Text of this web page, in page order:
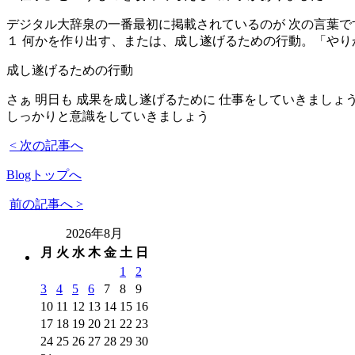
デジタル大辞泉の一番最初に掲載されているのが 次の言葉で
１ 何かを作り出す、または、成し遂げるための行動。「や
成し遂げるための行動
さぁ 明日も 成果を成し遂げるために 仕事をしていきましょう
しっかりと意識をしていきましょう
< 次の記事へ
Blogトップへ
前の記事へ >
2026年8月
月 火 水 木 金 土 日
1
2
3
4 5 6 7 8
9
10 11 12 13 14 15 16
17 18 19 20 21 22 23
24 25 26 27 28 29 30